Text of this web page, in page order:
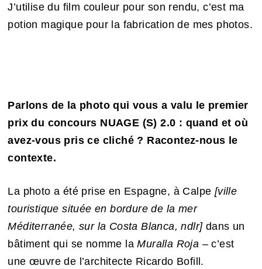
J’utilise du film couleur pour son rendu, c’est ma
potion magique pour la fabrication de mes photos.
Parlons de la photo qui vous a valu le premier
prix du concours NUAGE (S) 2.0 : quand et où
avez-vous pris ce cliché ? Racontez-nous le
contexte.
La photo a été prise en Espagne, à Calpe [ville
touristique située en bordure de la mer
Méditerranée, sur la Costa Blanca, ndlr]dans un
bâtiment qui se nomme laMuralla Roja – c’est
une œuvre de l’architecte Ricardo Bofill.